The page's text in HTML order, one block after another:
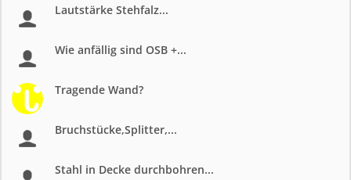
Lautstärke Stehfalz...
Wie anfällig sind OSB +...
Tragende Wand?
Bruchstücke,Splitter,...
Stahl in Decke durchbohren...